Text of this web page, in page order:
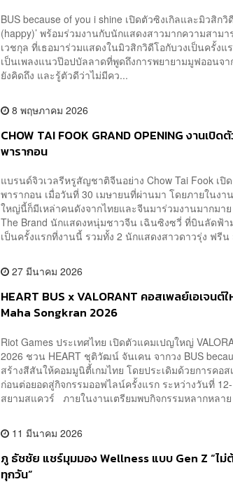
BUS because of you i shine เปิดตัวซิงเกิลและมิวสิกวิ
(happy)’ พร้อมร่วมงานกับนักแสดงสาวมากความสาม
เวชกุล ที่เธอมาร่วมแสดงในมิวสิกวิดีโอกับวงเป็นครั้ง
เป็นเพลงแนวป๊อปบัลลาดที่พูดถึงการพยายามมูฟออนจา
ยังคิดถึง และรู้ตัวดีว่าไม่มีคว...
8 พฤษภาคม 2026
CHOW TAI FOOK GRAND OPENING งานเปิ
พารากอน
แบรนด์จิวเวลรีหรูสัญชาติจีนอย่าง Chow Tai Fook เ
พารากอน เมื่อวันที่ 30 เมษายนที่ผ่านมา โดยภายในงา
ใหญ่นี้ก็มีเหล่าคนดังจากไทยและจีนมาร่วมงานมากมาย
The Brand นักแสดงหนุ่มชาวจีน เฉินซิงซวี่ ที่บินลัดฟ้
เป็นครั้งแรกที่งานนี้ รวมทั้ง 2 นักแสดงสาวดาวรุ่ง ฟรีน
27 มีนาคม 2026
HEART BUS x VALORANT คอสเพลย์เอเจน
Maha Songkran 2026
Riot Games ประเทศไทย เปิดตัวแคมเปญใหญ่
2026 ชวน HEART ชุติวัฒน์ จันเคน จากวง BUS
สร้างสีสันให้คอมมูนิตี้เกมไทย โดยประเดิมด้วยการคอส
ก่อนต่อยอดสู่กิจกรรมออฟไลน์ครั้งแรก ระหว่างวันที่
สยามสแควร์ ภายในงานเตรียมพบกิจกรรมหลากหลา
11 มีนาคม 2026
ภู ธัชชัย แชร์มุมมอง Wellness แบบ Gen Z “ไม่
ทุกวัน”